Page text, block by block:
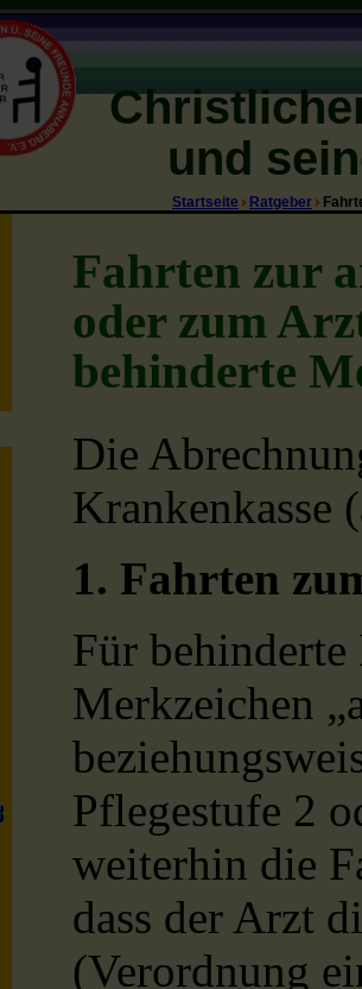
und
Startseite Ratgeber
Fahrten zur
oder zum
behinderte
Die
Krankenkasse
1. Fahrten
Für
Merkzeichen
Pflegestufe 2
weiterhin die
dass der Arzt
(Verordnung